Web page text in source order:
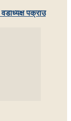
पक्राउ